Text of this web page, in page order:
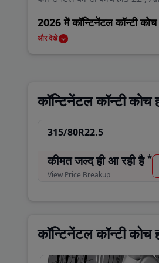
2026 में कॉन्टिनेंटल कॉन्टी
कॉन्टिनेंटल कॉन्टी कोच हा3 की
315/80R22.5
और देखें
कॉन्टिनेंटल कॉन्टी
315/80R22.5
कीमत जल्द ही आ रही है *
View Price Breakup
कॉन्टिनेंटल कॉन्टी